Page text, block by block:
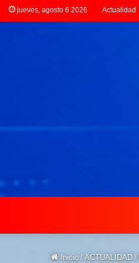
jueves, agosto 6 2026 Actualidad
Inicio / ACTUALIDAD /